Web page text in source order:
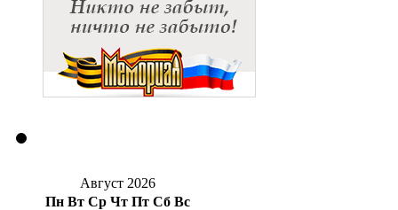
Август 2026
Пн Вт Ср Чт Пт Сб Вс